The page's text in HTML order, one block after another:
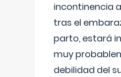
incontinencia
tras el
parto, estará
muy
debilidad del